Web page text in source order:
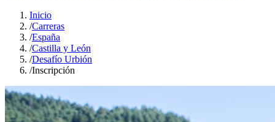
Inicio
/Carreras
/España
/Castilla y León
/Desafío Urbión
/Inscripción